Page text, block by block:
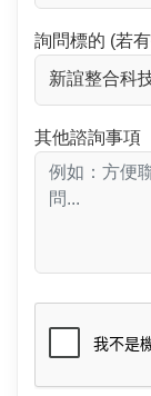
詢問標的 (若
其他諮詢事項